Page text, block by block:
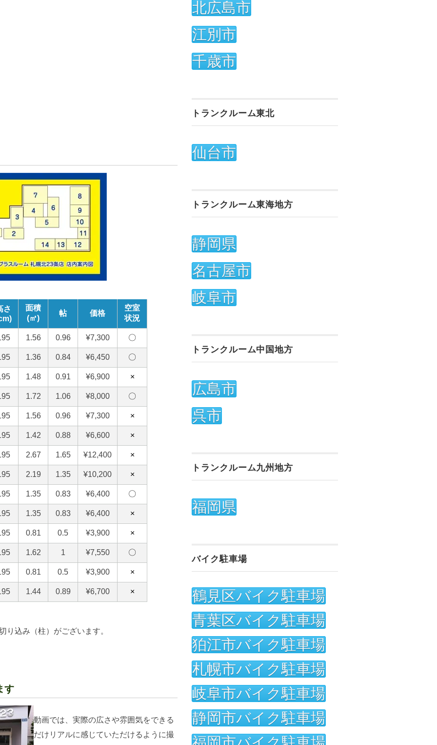
込み（柱）がございます。
す
動画では、実際の広さや雰囲気をできる
だけリアルに感じていただけるように撮
北広島市
江別市
千歳市
トランクルーム東北
仙台市
トランクルーム東海地方
静岡県
名古屋市
岐阜市
トランクルーム中国地方
広島市
呉市
トランクルーム九州地方
福岡県
バイク駐車場
鶴見区バイク駐車場
青葉区バイク駐車場
狛江市バイク駐車場
札幌市バイク駐車場
岐阜市バイク駐車場
静岡市バイク駐車場